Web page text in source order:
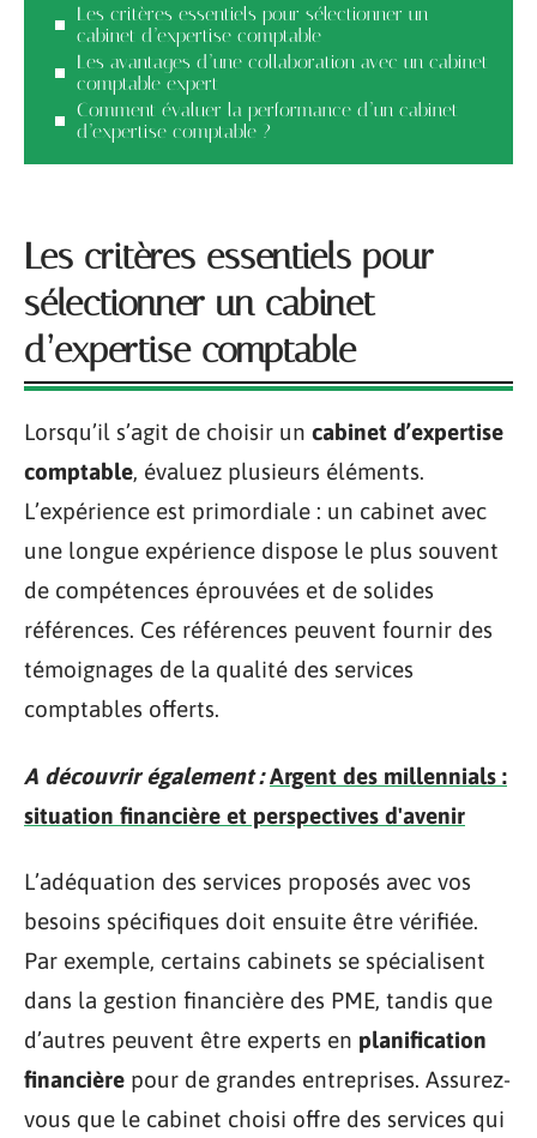
Les critères essentiels pour sélectionner un
cabinet d’expertise comptable
Les avantages d’une collaboration avec un cabinet
comptable expert
Comment évaluer la performance d’un cabinet
d’expertise comptable ?
Les critères essentiels pour
sélectionner un cabinet
d’expertise comptable
Lorsqu’il s’agit de choisir un cabinet d’expertise
comptable, évaluez plusieurs éléments.
L’expérience est primordiale : un cabinet avec
une longue expérience dispose le plus souvent
de compétences éprouvées et de solides
références. Ces références peuvent fournir des
témoignages de la qualité des services
comptables offerts.
A découvrir également : Argent des millennials :
situation financière et perspectives d'avenir
L’adéquation des services proposés avec vos
besoins spécifiques doit ensuite être vérifiée.
Par exemple, certains cabinets se spécialisent
dans la gestion financière des PME, tandis que
d’autres peuvent être experts en planification
financière pour de grandes entreprises. Assurez-
vous que le cabinet choisi offre des services qui